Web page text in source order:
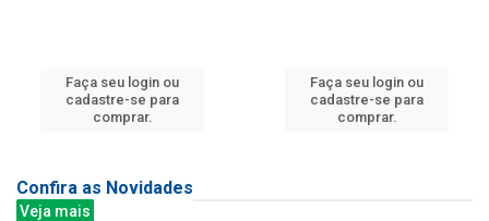
Faça seu login ou
cadastre-se para
comprar.
Faça seu login ou
cadastre-se para
comprar.
Confira as Novidades
Veja mais